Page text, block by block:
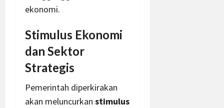
ekonomi.
Stimulus Ekonomi
dan Sektor
Strategis
Pemerintah diperkirakan
akan meluncurkan stimulus